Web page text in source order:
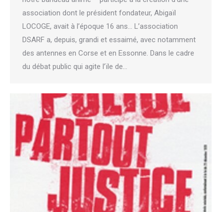
association dont le président fondateur, Abigaïl
LOCOGE, avait à l’époque 16 ans… L’association
DSARF a, depuis, grandi et essaimé, avec notamment
des antennes en Corse et en Essonne. Dans le cadre
du débat public qui agite l’ïle de…